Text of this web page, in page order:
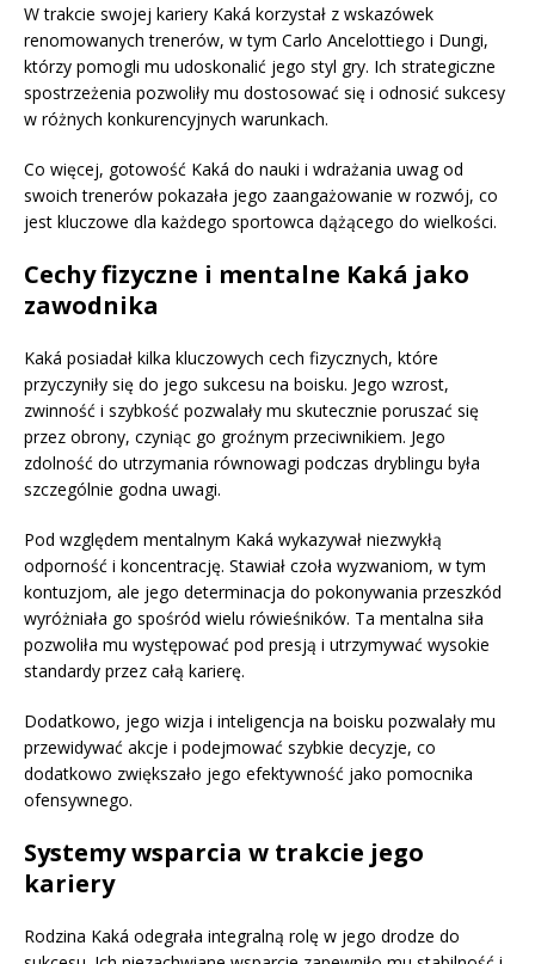
W trakcie swojej kariery Kaká korzystał z wskazówek
renomowanych trenerów, w tym Carlo Ancelottiego i Dungi,
którzy pomogli mu udoskonalić jego styl gry. Ich strategiczne
spostrzeżenia pozwoliły mu dostosować się i odnosić sukcesy
w różnych konkurencyjnych warunkach.
Co więcej, gotowość Kaká do nauki i wdrażania uwag od
swoich trenerów pokazała jego zaangażowanie w rozwój, co
jest kluczowe dla każdego sportowca dążącego do wielkości.
Cechy fizyczne i mentalne Kaká jako
zawodnika
Kaká posiadał kilka kluczowych cech fizycznych, które
przyczyniły się do jego sukcesu na boisku. Jego wzrost,
zwinność i szybkość pozwalały mu skutecznie poruszać się
przez obrony, czyniąc go groźnym przeciwnikiem. Jego
zdolność do utrzymania równowagi podczas dryblingu była
szczególnie godna uwagi.
Pod względem mentalnym Kaká wykazywał niezwykłą
odporność i koncentrację. Stawiał czoła wyzwaniom, w tym
kontuzjom, ale jego determinacja do pokonywania przeszkód
wyróżniała go spośród wielu rówieśników. Ta mentalna siła
pozwoliła mu występować pod presją i utrzymywać wysokie
standardy przez całą karierę.
Dodatkowo, jego wizja i inteligencja na boisku pozwalały mu
przewidywać akcje i podejmować szybkie decyzje, co
dodatkowo zwiększało jego efektywność jako pomocnika
ofensywnego.
Systemy wsparcia w trakcie jego
kariery
Rodzina Kaká odegrała integralną rolę w jego drodze do